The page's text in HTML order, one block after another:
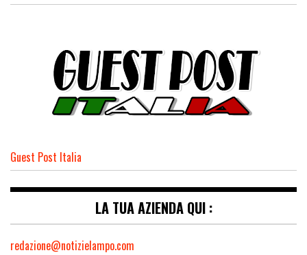
Guest Post Italia
LA TUA AZIENDA QUI :
redazione@notizielampo.com